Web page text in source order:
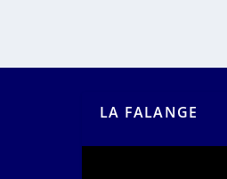
LA FALANGE